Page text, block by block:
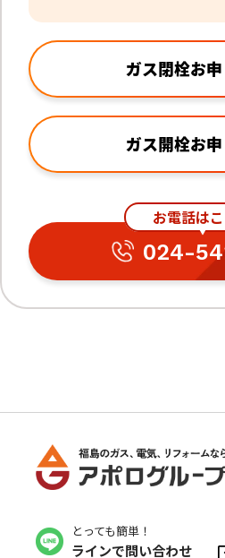
ガス閉栓お
ガス開栓お
お電話は
024-
とっても簡単！
ラインで問い合わせ